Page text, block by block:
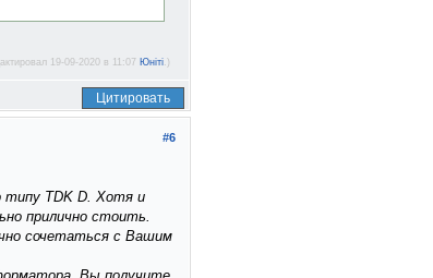
19-09-2020 в 11:07 Юнiтi.)
Цитировать
#6
типу TDK D. Хотя и
прилично стоить.
сочетаться с Вашим